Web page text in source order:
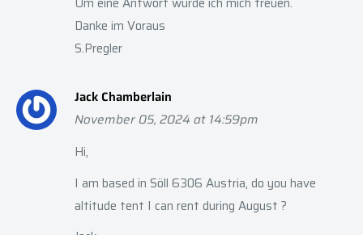
Danke im Voraus
S.Pregler
Jack Chamberlain
November 05, 2024 at 14:59pm
Hi,
I am based in Söll 6306 Austria, do you have
altitude tent I can rent during August ?